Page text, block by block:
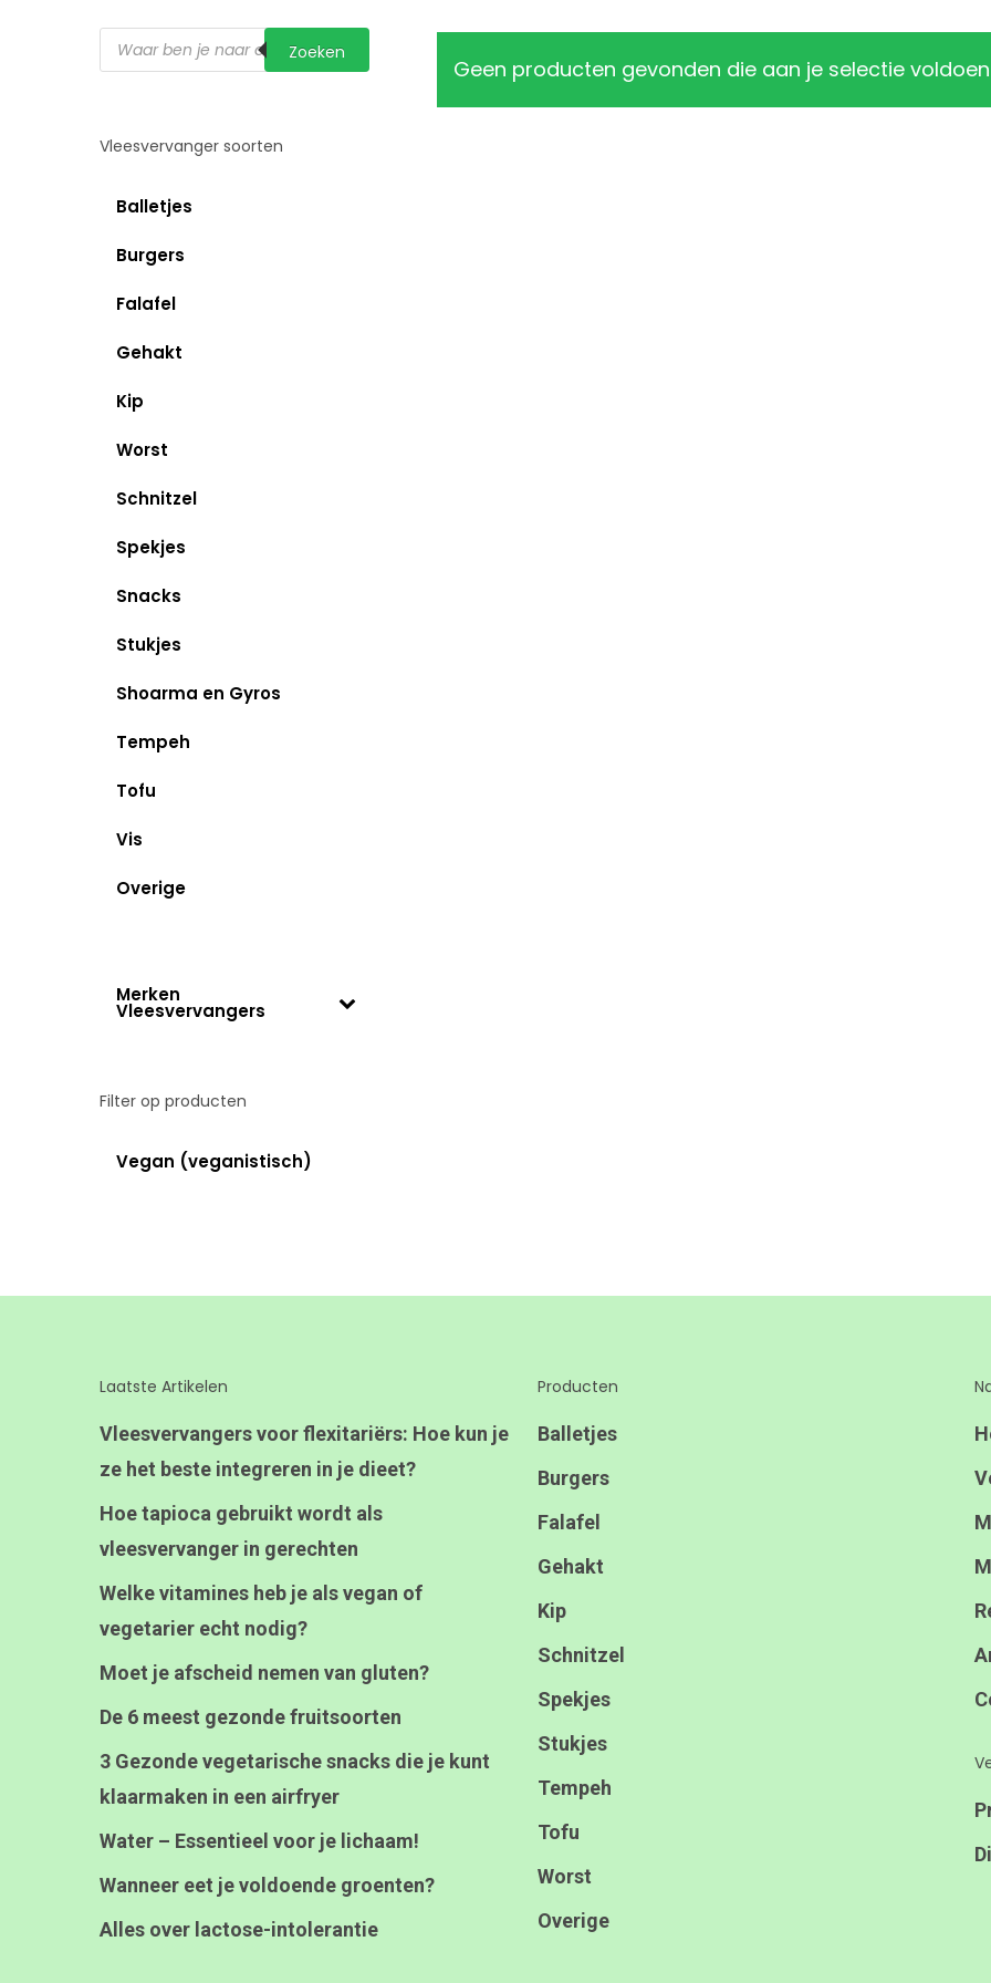
Producten
zoeken
Zoeken
Vleesvervanger soorten
Balletjes
Burgers
Falafel
Gehakt
Kip
Worst
Schnitzel
Spekjes
Snacks
Stukjes
Shoarma en Gyros
Tempeh
Tofu
Vis
Overige
Merken
Vleesvervangers
Filter op producten
Vegan (veganistisch)
Geen producten gevonden die aan je selectie
Laatste Artikelen
Vleesvervangers voor flexitariërs: Hoe kun je
ze het beste integreren in je dieet?
Hoe tapioca gebruikt wordt als
vleesvervanger in gerechten
Welke vitamines heb je als vegan of
vegetarier echt nodig?
Moet je afscheid nemen van gluten?
De 6 meest gezonde fruitsoorten
3 Gezonde vegetarische snacks die je kunt
klaarmaken in een airfryer
Water – Essentieel voor je lichaam!
Wanneer eet je voldoende groenten?
Alles over lactose-intolerantie
Producten
Balletjes
Burgers
Falafel
Gehakt
Kip
Schnitzel
Spekjes
Stukjes
Tempeh
Tofu
Worst
Overige